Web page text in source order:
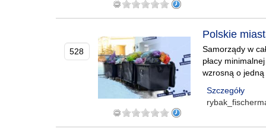
528
Polskie
Samorządy w
płacy
wzrosną o
Szczegóły